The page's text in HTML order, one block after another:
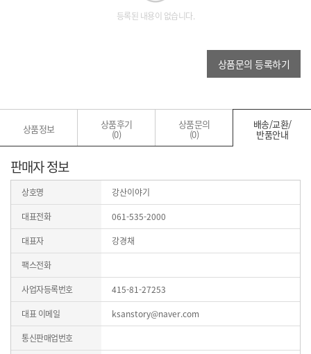
등록된 내용이 없습니다.
상품문의 등록하기
상품정보 상품후기
(0)
상품문의
(0)
배송/교환/
반품안내
판매자 정보
상호명
강산이야기
대표전화
061-535-2000
대표자
강경채
팩스전화
사업자등록번호
415-81-27253
대표 이메일
ksanstory@naver.com
통신판매업번호